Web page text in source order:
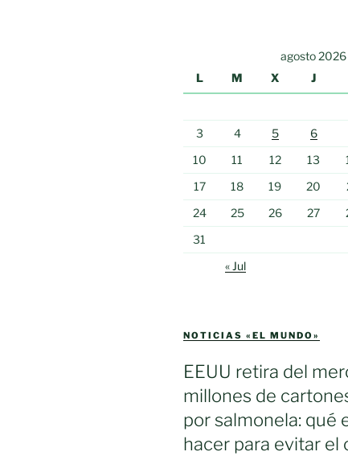
agosto 2026
L
M X J
3
4 5 6
10
11 12 13
17
18 19 20
24
25 26 27
31
« Jul
NOTICIAS «EL MUNDO»
EEUU retira del
millones de
por salmonela: qué
hacer para evitar el